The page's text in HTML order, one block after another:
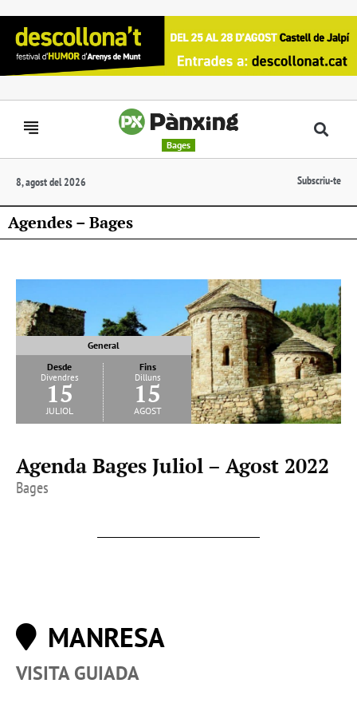
Bages
8, agost del 2026 Subscriu-te
Agendes – Bages
General
Desde
Divendres
15
juliol
Fins
Dilluns
15
agost
Agenda Bages Juliol – Agost 2022
Bages
MANRESA
VISITA GUIADA